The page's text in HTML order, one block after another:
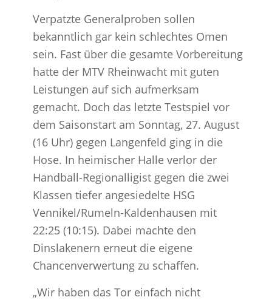
Verpatzte Generalproben sollen
bekanntlich gar kein schlechtes Omen
sein. Fast über die gesamte Vorbereitung
hatte der MTV Rheinwacht mit guten
Leistungen auf sich aufmerksam
gemacht. Doch das letzte Testspiel vor
dem Saisonstart am Sonntag, 27. August
(16 Uhr) gegen Langenfeld ging in die
Hose. In heimischer Halle verlor der
Handball-Regionalligist gegen die zwei
Klassen tiefer angesiedelte HSG
Vennikel/Rumeln-Kaldenhausen mit
22:25 (10:15). Dabei machte den
Dinslakenern erneut die eigene
Chancenverwertung zu schaffen.
„Wir haben das Tor einfach nicht